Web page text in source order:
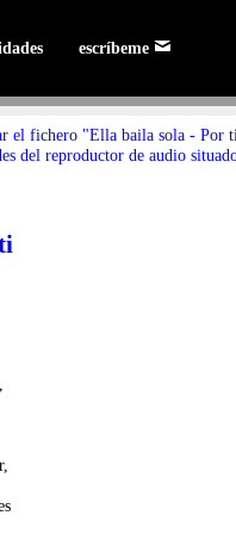
escríbeme
el fichero "Ella baila sola - Por
del reproductor de audio